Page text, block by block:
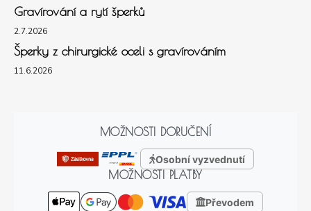
Gravírování a rytí šperků
2.7.2026
Šperky z chirurgické oceli s gravírováním
11.6.2026
MOŽNOSTI DORUČENÍ
Osobní vyzvednutí
MOŽNOSTI PLATBY
Převodem